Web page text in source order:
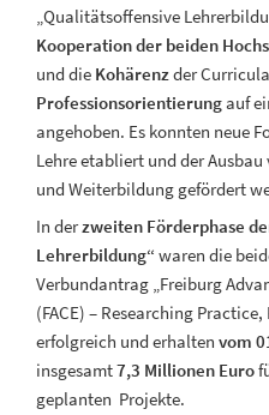
„Qualitätsoffensive
Kooperation der beiden
und die Kohärenzder
Professionsorientierungauf
angehoben. Es konnten neue
Lehre etabliert und der
und Weiterbildung gefördert
In derzweiten Förderphase
Lehrerbildung“ waren die
Verbundantrag „Freiburg
(FACE) – Researching
erfolgreich und erhalten vom
insgesamt7,3 Millionen Euro
geplanten Projekte.